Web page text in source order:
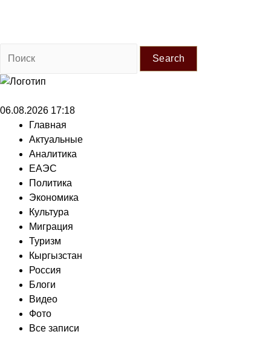
Search
06.08.2026 17:18
Главная
Актуальные
Аналитика
ЕАЭС
Политика
Экономика
Культура
Миграция
Туризм
Кыргызстан
Россия
Блоги
Видео
Фото
Все записи